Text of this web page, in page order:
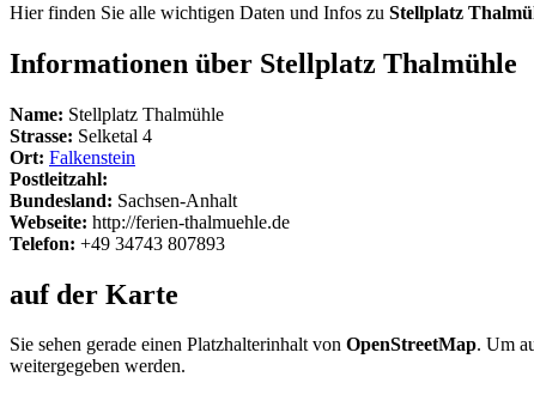
Hier finden Sie alle wichtigen Daten und Infos zu Stellplatz
Informationen über Stellplatz Thalmühle
Name: Stellplatz Thalmühle
Strasse: Selketal 4
Ort: Falkenstein
Postleitzahl:
Bundesland: Sachsen-Anhalt
Webseite: http://ferien-thalmuehle.de
Telefon: +49 34743 807893
auf der Karte
Sie sehen gerade einen Platzhalterinhalt von OpenStreetMap. Um
weitergegeben werden.